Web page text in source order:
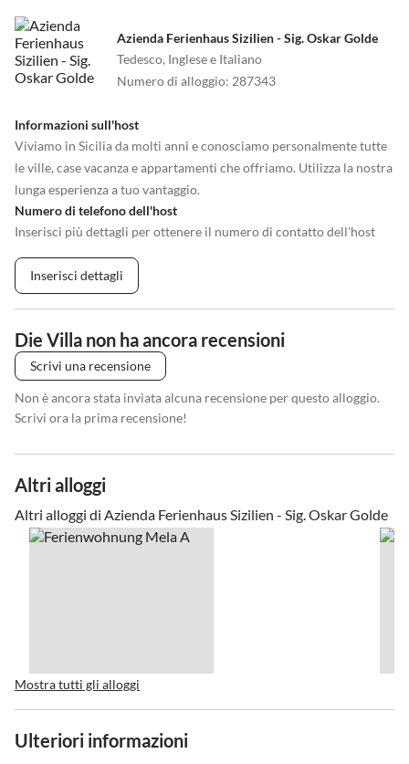
Azienda Ferienhaus Sizilien - Sig. Oskar Golde
Tedesco, Inglese e Italiano
Numero di alloggio: 287343
Informazioni sull'host
Viviamo in Sicilia da molti anni e conosciamo personalmente tutte
le ville, case vacanza e appartamenti che offriamo. Utilizza la nostra
lunga esperienza a tuo vantaggio.
Numero di telefono dell'host
Inserisci più dettagli per ottenere il numero di contatto dell'host
Inserisci dettagli
Die Villa non ha ancora recensioni
Scrivi una recensione
Non è ancora stata inviata alcuna recensione per questo alloggio.
Scrivi ora la prima recensione!
Altri alloggi
Altri alloggi di Azienda Ferienhaus Sizilien - Sig. Oskar Golde
Mostra tutti gli alloggi
Ulteriori informazioni